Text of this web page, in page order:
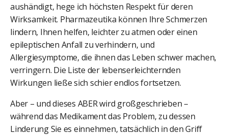
aushändigt, hege ich höchsten Respekt für deren
Wirksamkeit. Pharmazeutika können Ihre Schmerzen
lindern, Ihnen helfen, leichter zu atmen oder einen
epileptischen Anfall zu verhindern, und
Allergiesymptome, die ihnen das Leben schwer machen,
verringern. Die Liste der lebenserleichternden
Wirkungen ließe sich schier endlos fortsetzen.
Aber – und dieses ABER wird großgeschrieben –
während das Medikament das Problem, zu dessen
Linderung Sie es einnehmen, tatsächlich in den Griff